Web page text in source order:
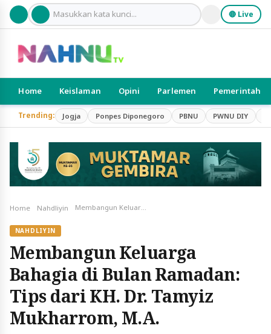
🔴 Live
Home Keislaman Opini Parlemen Pemerintah
Trending: Jogja Ponpes Diponegoro PBNU PWNU DIY
Home Nahdliyin Membangun Keluarga Bahagia di Bulan Ramadan: Tips dari KH. Dr. Tamyiz Mukharrom, M.A.
NAHDLIYIN
Membangun Keluarga
Bahagia di Bulan Ramadan:
Tips dari KH. Dr. Tamyiz
Mukharrom, M.A.